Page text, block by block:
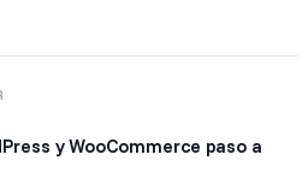
y WooCommerce paso a